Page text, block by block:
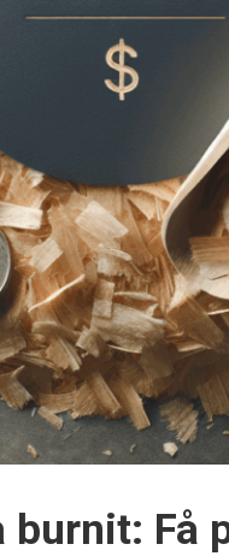
burnit: Få